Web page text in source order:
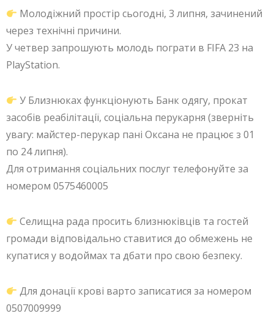
Молодіжний простір сьогодні, 3 липня, зачинений
через технічні причини.
У четвер запрошують молодь пограти в FIFA 23 на
PlayStation.
У Близнюках функціонують Банк одягу, прокат
засобів реабілітації, соціальна перукарня (зверніть
увагу: майстер-перукар пані Оксана не працює з 01
по 24 липня).
Для отримання соціальних послуг телефонуйте за
номером 0575460005
Селищна рада просить близнюківців та гостей
громади відповідально ставитися до обмежень не
купатися у водоймах та дбати про свою безпеку.
Для донації крові варто записатися за номером
0507009999